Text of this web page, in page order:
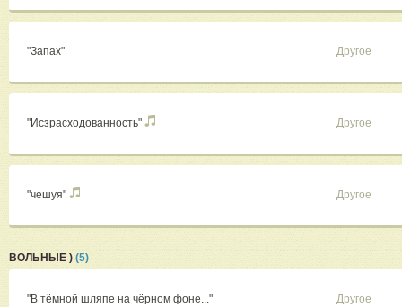
"Запах" Другое
"Исзрасходованноcть" Другое
"чешуя" Другое
ВОЛЬНЫЕ ) (5)
"В тёмной шляпе на чёрном фоне..." Другое